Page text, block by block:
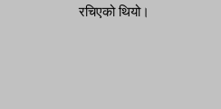
रचिएको थियो।